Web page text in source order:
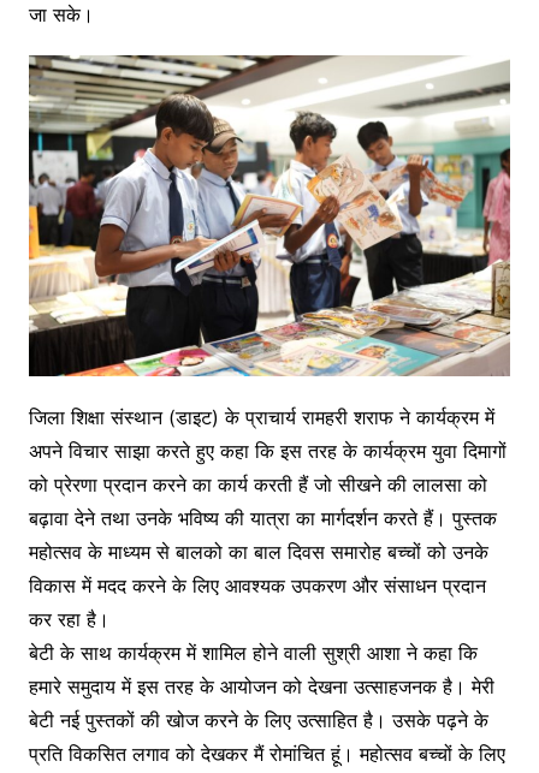
जा सके।
जिला शिक्षा संस्थान (डाइट) के प्राचार्य रामहरी शराफ ने कार्यक्रम में
अपने विचार साझा करते हुए कहा कि इस तरह के कार्यक्रम युवा दिमागों
को प्रेरणा प्रदान करने का कार्य करती हैं जो सीखने की लालसा को
बढ़ावा देने तथा उनके भविष्य की यात्रा का मार्गदर्शन करते हैं। पुस्तक
महोत्सव के माध्यम से बालको का बाल दिवस समारोह बच्चों को उनके
विकास में मदद करने के लिए आवश्यक उपकरण और संसाधन प्रदान
कर रहा है।
बेटी के साथ कार्यक्रम में शामिल होने वाली सुश्री आशा ने कहा कि
हमारे समुदाय में इस तरह के आयोजन को देखना उत्साहजनक है। मेरी
बेटी नई पुस्तकों की खोज करने के लिए उत्साहित है। उसके पढ़ने के
प्रति विकसित लगाव को देखकर मैं रोमांचित हूं। महोत्सव बच्चों के लिए